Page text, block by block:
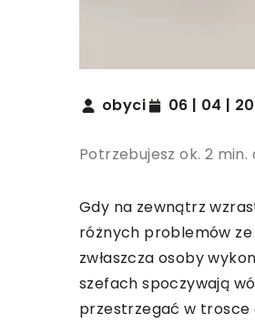
obyci 06 | 04 |
Potrzebujesz ok. 2
Gdy na zewnątrz
różnych problemów ze
zwłaszcza osoby
szefach spoczywają
przestrzegać w trosce